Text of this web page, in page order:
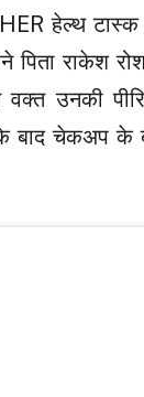
हेल्थ
पिता
उनकी
चेकअप के